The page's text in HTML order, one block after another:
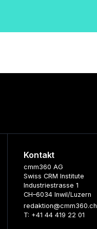
Kontakt
cmm360 AG
Swiss CRM Institute
Industriestrasse 1
CH–6034 Inwil/Luzern
redaktion@cmm360.ch
T: +41 44 419 22 01